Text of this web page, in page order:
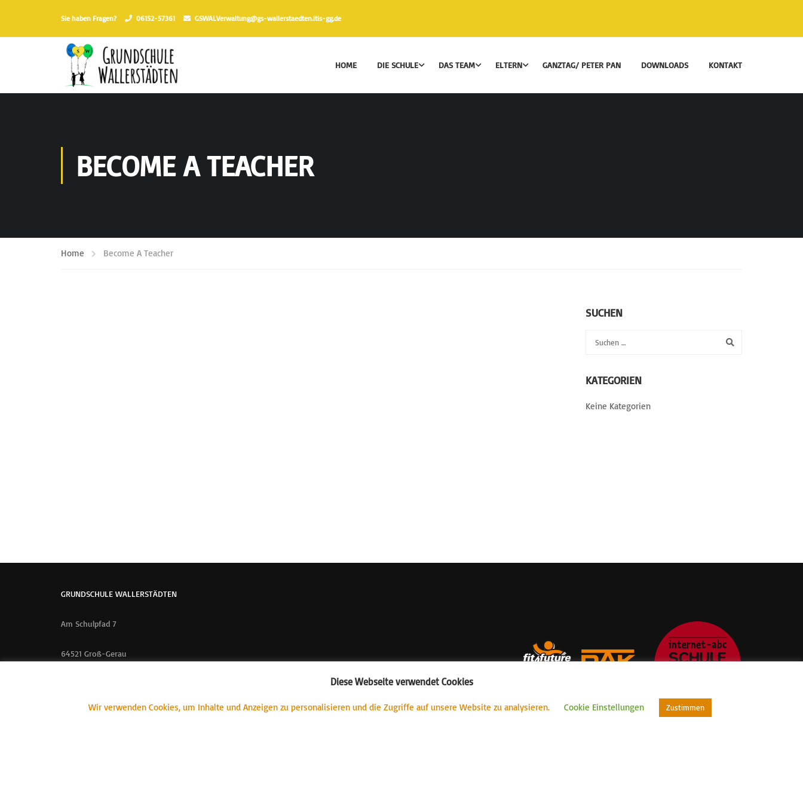
Sie haben Fragen? 06152-57361 GSWALVerwaltung@gs-wallerstaedten.itis-gg.de
HOME DIE SCHULE DAS TEAM ELTERN GANZTAG/ PETER PAN DOWNLOADS KONTAKT
BECOME A TEACHER
Home Become A Teacher
SUCHEN
KATEGORIEN
Keine Kategorien
GRUNDSCHULE WALLERSTÄDTEN
Am Schulpfad 7
64521 Groß-Gerau
Diese Webseite verwendet Cookies
Wir verwenden Cookies, um Inhalte und Anzeigen zu personalisieren und die Zugriffe auf unsere Website zu analysieren. Cookie Einstellungen Zustimmen